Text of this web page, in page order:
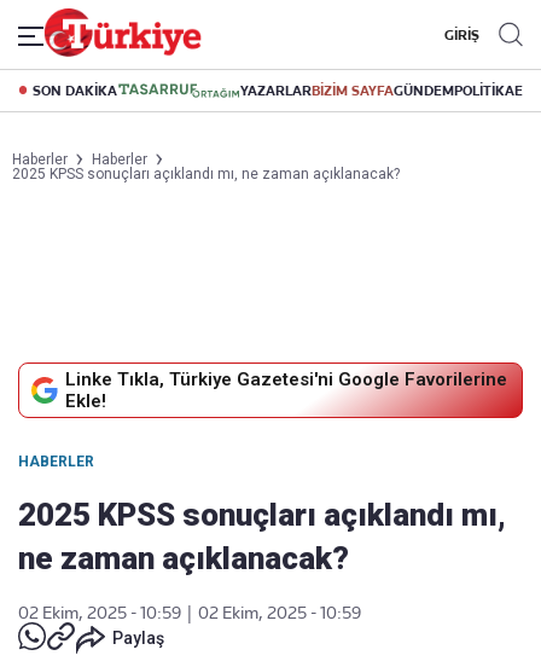
GİRİŞ
SON DAKİKA YAZARLARBİZİM SAYFAGÜNDEMPOLİTİKA
Haberler
Haberler
2025 KPSS sonuçları açıklandı mı, ne zaman açıklanacak?
Linke Tıkla, Türkiye Gazetesi'ni Google Favorilerine
Ekle!
HABERLER
2025 KPSS sonuçları açıklandı mı,
ne zaman açıklanacak?
02 Ekim, 2025 - 10:59
02 Ekim, 2025 - 10:59
Paylaş